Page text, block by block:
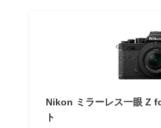
Nikon ミラーレス一眼 Z
ト